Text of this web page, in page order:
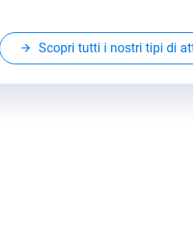
Scopri tutti i nostri tipi di